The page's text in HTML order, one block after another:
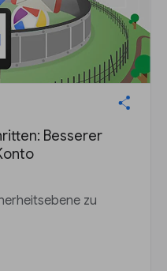
Besserer
zu